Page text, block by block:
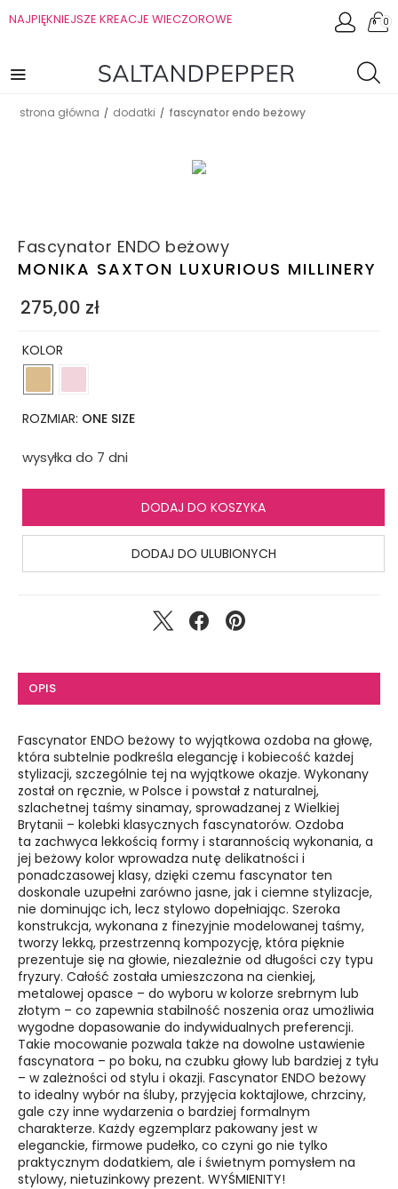
NAJPIĘKNIEJSZE KREACJE WIECZOROWE 0
strona główna / dodatki / fascynator endo beżowy
Fascynator ENDO beżowy
MONIKA SAXTON LUXURIOUS MILLINERY
275,00 zł
KOLOR
ROZMIAR: ONE SIZE
wysyłka do 7 dni
DODAJ DO KOSZYKA
DODAJ DO ULUBIONYCH
OPIS
Fascynator ENDO beżowy to wyjątkowa ozdoba na głowę,
która subtelnie podkreśla elegancję i kobiecość każdej
stylizacji, szczególnie tej na wyjątkowe okazje. Wykonany
został on ręcznie, w Polsce i powstał z naturalnej,
szlachetnej taśmy sinamay, sprowadzanej z Wielkiej
Brytanii – kolebki klasycznych fascynatorów. Ozdoba
ta zachwyca lekkością formy i starannością wykonania, a
jej beżowy kolor wprowadza nutę delikatności i
ponadczasowej klasy, dzięki czemu fascynator ten
doskonale uzupełni zarówno jasne, jak i ciemne stylizacje,
nie dominując ich, lecz stylowo dopełniając. Szeroka
konstrukcja, wykonana z finezyjnie modelowanej taśmy,
tworzy lekką, przestrzenną kompozycję, która pięknie
prezentuje się na głowie, niezależnie od długości czy typu
fryzury. Całość została umieszczona na cienkiej,
metalowej opasce – do wyboru w kolorze srebrnym lub
złotym – co zapewnia stabilność noszenia oraz umożliwia
wygodne dopasowanie do indywidualnych preferencji.
Takie mocowanie pozwala także na dowolne ustawienie
fascynatora – po boku, na czubku głowy lub bardziej z tyłu
– w zależności od stylu i okazji. Fascynator ENDO beżowy
to idealny wybór na śluby, przyjęcia koktajlowe, chrzciny,
gale czy inne wydarzenia o bardziej formalnym
charakterze. Każdy egzemplarz pakowany jest w
eleganckie, firmowe pudełko, co czyni go nie tylko
praktycznym dodatkiem, ale i świetnym pomysłem na
stylowy, nietuzinkowy prezent. WYŚMIENITY!